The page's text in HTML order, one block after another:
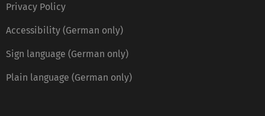
Privacy Policy
Accessibility (German only)
Sign language (German only)
Plain language (German only)